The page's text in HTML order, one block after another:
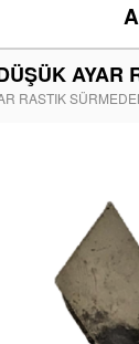
AYAR
RASTIK